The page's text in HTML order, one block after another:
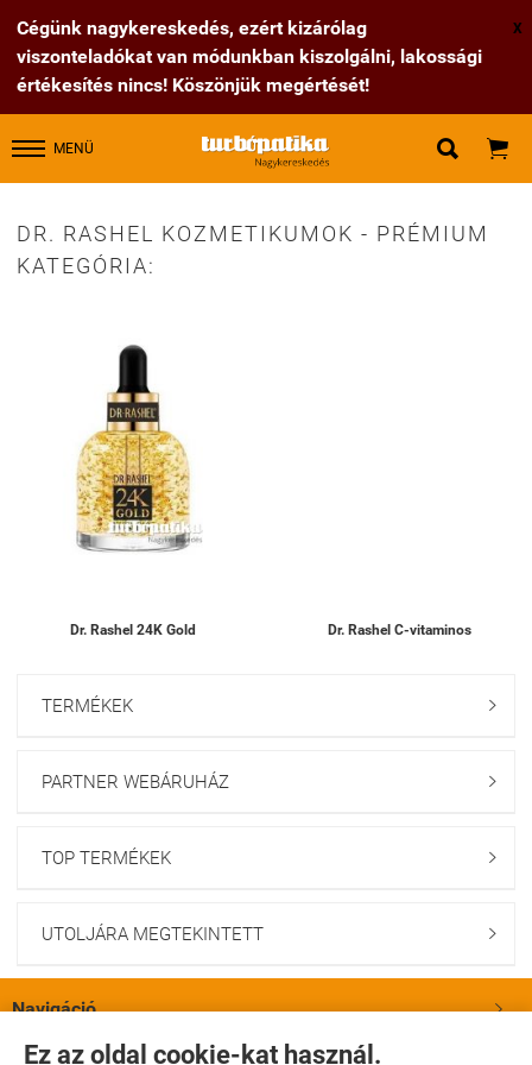
Ez az oldal cookie-kat használ.
Cégünk nagykereskedés, ezért kizárólag
viszonteladókat van módunkban kiszolgálni, lakossági
értékesítés nincs! Köszönjük megértését!
X
MENÜ  
DR. RASHEL KOZMETIKUMOK - PRÉMIUM
KATEGÓRIA:
Dr. Rashel 24K Gold Dr. Rashel C-vitaminos
TERMÉKEK 
PARTNER WEBÁRUHÁZ 
TOP TERMÉKEK 
UTOLJÁRA MEGTEKINTETT 
Navigáció 